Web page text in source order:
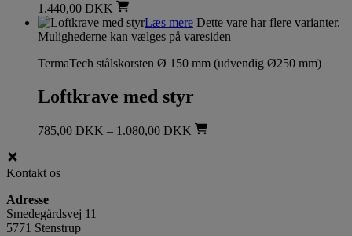
1.440,00 DKK
Læs mere Dette vare har flere varianter.
Mulighederne kan vælges på varesiden
TermaTech stålskorsten Ø 150 mm (udvendig Ø250 mm)
Loftkrave med styr
785,00 DKK – 1.080,00 DKK
Kontakt os
Adresse
Smedegårdsvej 11
5771 Stenstrup